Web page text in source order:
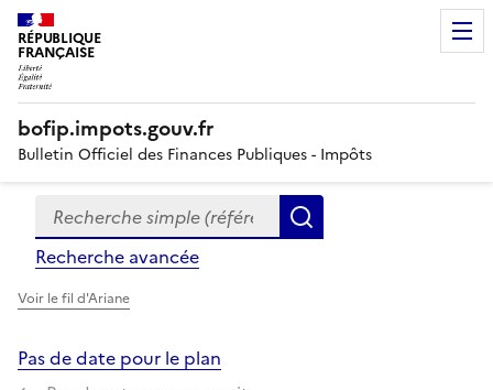
RÉPUBLIQUE
FRANÇAISE
bofip.impots.gouv.fr
Bulletin Officiel des Finances Publiques - Impôts
Formulaire
de
recherche
Recherche simple (références, mots clés, partie du
Recherche avancée
Voir le fil d'Ariane
Pas de date pour le plan